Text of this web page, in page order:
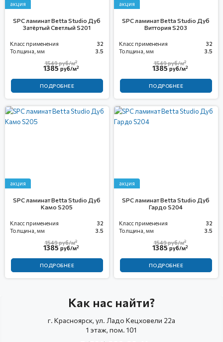
акция
SPC ламинат Betta Studio Дуб
Затёртый Светлый S201
Класс применения
32
Толщина, мм
3.5
1385руб/м2
1549руб/м2
ПОДРОБНЕЕ
акция
SPC ламинат Betta Studio Дуб
Виттория S203
Класс применения
32
Толщина, мм
3.5
1385руб/м2
1549руб/м2
ПОДРОБНЕЕ
акция
SPC ламинат Betta Studio Дуб
Камо S205
Класс применения
32
Толщина, мм
3.5
1385руб/м2
1549руб/м2
ПОДРОБНЕЕ
акция
SPC ламинат Betta Studio Дуб
Гардо S204
Класс применения
32
Толщина, мм
3.5
1385руб/м2
1549руб/м2
ПОДРОБНЕЕ
Как нас найти?
г. Красноярск, ул. Ладо Кецховели 22а
1 этаж, пом. 101